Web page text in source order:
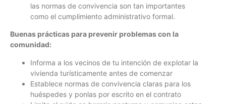
las normas de convivencia son tan importantes
como el cumplimiento administrativo formal.
Buenas prácticas para prevenir problemas con la
comunidad:
Informa a los vecinos de tu intención de explotar la
vivienda turísticamente antes de comenzar
Establece normas de convivencia claras para los
huéspedes y ponlas por escrito en el contrato